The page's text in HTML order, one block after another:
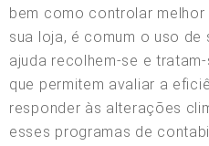
bem como controlar
sua loja, é comum o uso de
ajuda recolhem-se e
que permitem avaliar a
responder às alterações
esses programas de